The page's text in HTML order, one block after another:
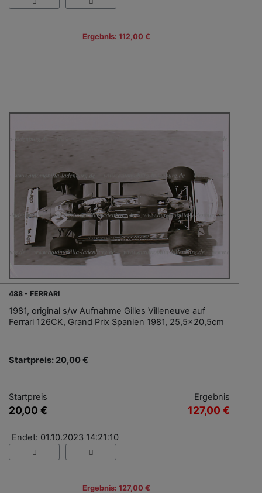
Ergebnis: 112,00 €
488 - FERRARI
1981, original s/w Aufnahme Gilles Villeneuve auf
Ferrari 126CK, Grand Prix Spanien 1981, 25,5x20,5cm
Startpreis: 20,00 €
Startpreis
20,00 €
Ergebnis
127,00 €
Endet: 01.10.2023 14:21:10
Ergebnis: 127,00 €